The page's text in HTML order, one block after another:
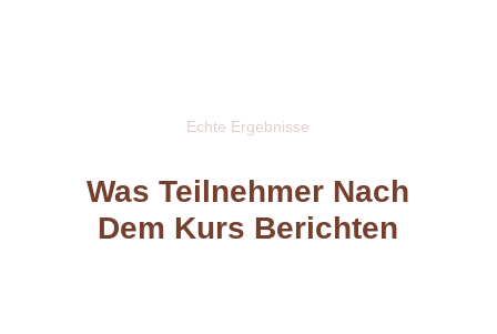
Echte Ergebnisse
Was Teilnehmer Nach
Dem Kurs Berichten